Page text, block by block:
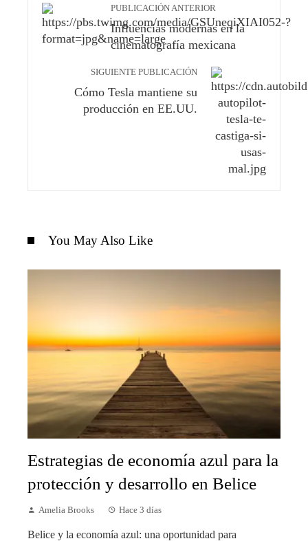
PUBLICACIÓN ANTERIOR
Influencias modernas en la
cinematografía mexicana
SIGUIENTE PUBLICACIÓN
Cómo Tesla mantiene su
producción en EE.UU.
You May Also Like
Estrategias de economía azul para la
protección y desarrollo en Belice
Amelia Brooks Hace 3 días
Belice y la economía azul: una oportunidad para